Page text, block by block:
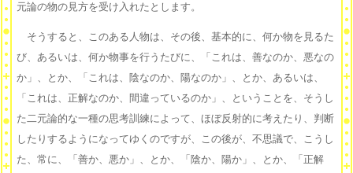
元論の物の見方を受け入れたとします。
そうすると、このある人物は、その後、基本的に、何か物を見るた
び、あるいは、何か物事を行うたびに、「これは、善なのか、悪なの
か」、とか、「これは、陰なのか、陽なのか」、とか、あるいは、
「これは、正解なのか、間違っているのか」、ということを、そうし
た二元論的な一種の思考訓練によって、ほぼ反射的に考えたり、判断
したりするようになってゆくのですが、この後が、不思議で、こうし
た、常に、「善か、悪か」、とか、「陰か、陽か」、とか、「正解